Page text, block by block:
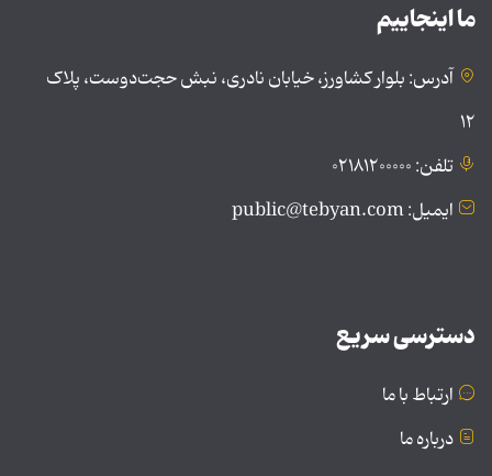
ما اینجاییم
آدرس: بلوار کشاورز، خیابان نادری، نبش حجت‌دوست، پلاک
۱۲
تلفن: ۰۲۱۸۱۲۰۰۰۰۰
ایمیل: public@tebyan.com
دسترسی سریع
ارتباط با ما
درباره ما